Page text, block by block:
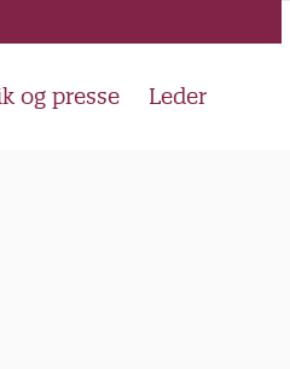
og presse Leder